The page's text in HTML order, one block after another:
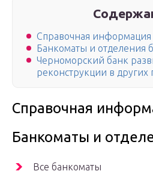
Справочная информация
Банкоматы и отделения
Черноморский банк
реконструкции в других
Справочная
Банкоматы и
Все банкоматы